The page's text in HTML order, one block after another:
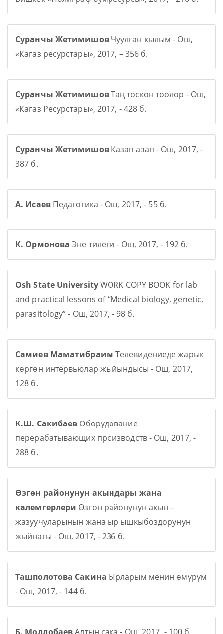
Суранчы ЖетимишовЧуулган кылым - Ош,
«Кагаз ресурстары», 2017, – 356 б.
Суранчы ЖетимишовТаң тоскон тоолор - Ош,
«Кагаз Ресурстары», 2017, - 428 б.
Суранчы ЖетимишовКазап азап - Ош, 2017, -
387 б.
А. ИсаевПедагогика - Ош, 2017, - 55 б.
К. Ормонова Эне тилеги - Ош, 2017, - 192 б.
Osh State UniversityWORK COPY BOOK for lab
and practical lessons of “Medical biology, genetic,
parasitology” - Ош, 2017, - 98 б.
Самиев Маматибраим Телевидениеде жарык
көргөн интервьюлар жыйындысы - Ош, 2017,
128 б.
К.Ш. Сакибаев Оборудование
перерабатывающих производств - Ош, 2017, -
288 б.
Өзгөн районунун акындары жана
калемгерлери Өзгөн районунун акын -
жазуучуларынын жана ыр ышкыбоздорунун
жыйнагы - Ош, 2017, - 236 б.
Ташполотова Сакина Ырларым менин өмүрүм
- Ош, 2017, - 144 б.
Б. МолдобаевАлтын сака - Ош, 2017, - 100 б.